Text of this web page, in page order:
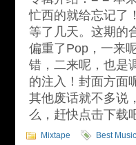
忙西的就给忘记了
等了几天。这期的
偏重了Pop，一来
错，二来呢，也是
的注入！封面方面
其他废话就不多说
么，赶快点击下载
Mixtape Best